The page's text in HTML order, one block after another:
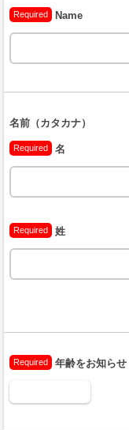
Required Name
名前（カタカナ）
Required 名
Required 姓
Required 年齢をお知らせ